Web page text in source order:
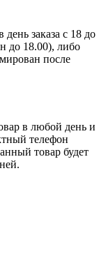
заказа с 18 до
до 18.00), либо
после
в любой день и
телефон
товар будет